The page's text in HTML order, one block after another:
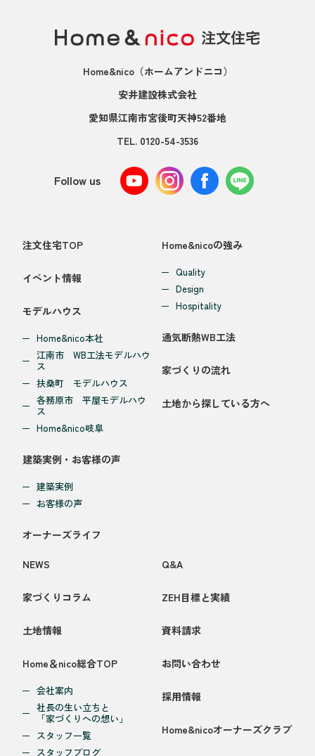
Home&nico（ホームアンドニコ）
安井建設株式会社
愛知県江南市宮後町天神52番地
TEL. 0120-54-3536
Follow us
注文住宅TOP
イベント情報
モデルハウス
Home&nico本社
江南市 WB工法モデルハウ
ス
扶桑町 モデルハウス
各務原市 平屋モデルハウ
ス
Home&nico岐阜
建築実例・お客様の声
建築実例
お客様の声
オーナーズライフ
Home&nicoの強み
Quality
Design
Hospitality
通気断熱WB工法
家づくりの流れ
土地から探している方へ
NEWS
家づくりコラム
土地情報
Home＆nico総合TOP
会社案内
社長の生い立ちと
「家づくりへの想い」
スタッフ一覧
スタッフブログ
Q&A
ZEH目標と実績
資料請求
お問い合わせ
採用情報
Home&nicoオーナーズクラブ